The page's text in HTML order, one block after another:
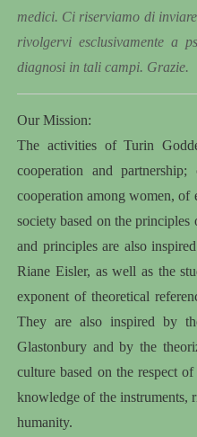
medici. Ci riserviamo di
rivolgervi esclusivamente a
diagnosi in tali campi. Grazie.
Our Mission:
The activities of Turin
cooperation and
cooperation among women, of
society based on the
and principles are also
Riane Eisler, as well as the
exponent of theoretical
They are also inspired by
Glastonbury and by the
culture based on the respect
knowledge of the instruments,
humanity.